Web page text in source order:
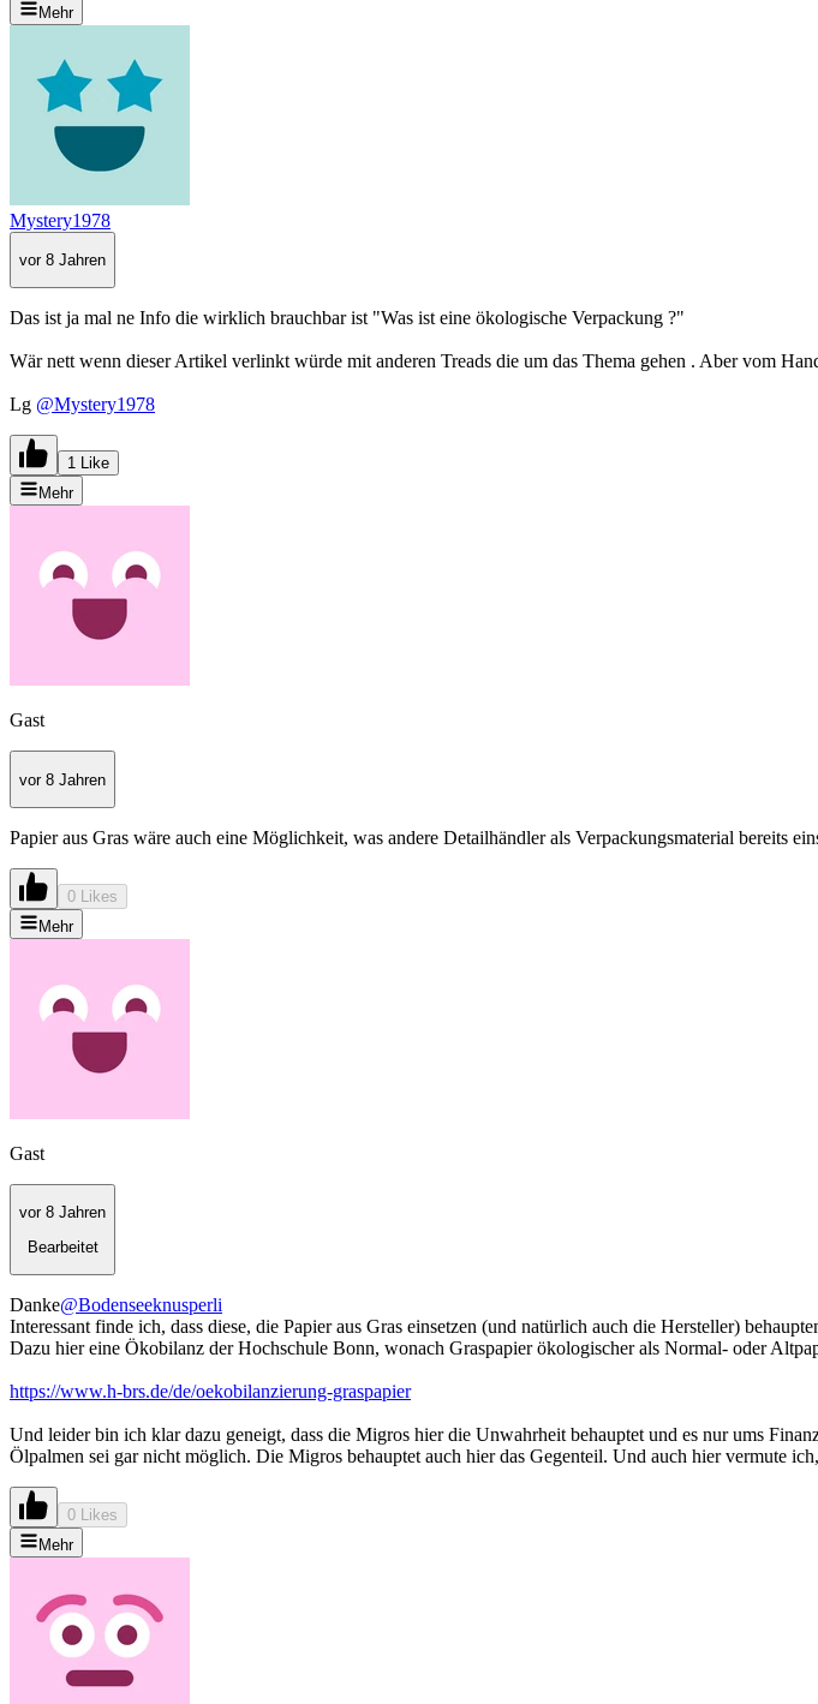
Mehr
Mystery1978
vor 8 Jahren
Das ist ja mal ne Info die wirklich brauchbar ist "Was ist eine ökologische Verpackung ?"
Wär nett wenn dieser Artikel verlinkt würde mit anderen Treads die um das Thema gehen . Aber vom
Lg @Mystery1978
1 Like
Mehr
Gast
vor 8 Jahren
Papier aus Gras wäre auch eine Möglichkeit, was andere Detailhändler als Verpackungsmaterial bereits
0 Likes
Mehr
Gast
vor 8 Jahren
Bearbeitet
Danke@Bodenseeknusperli
Interessant finde ich, dass diese, die Papier aus Gras einsetzen (und natürlich auch die Hersteller)
Dazu hier eine Ökobilanz der Hochschule Bonn, wonach Graspapier ökologischer als Normal- oder
https://www.h-brs.de/de/oekobilanzierung-graspapier
Und leider bin ich klar dazu geneigt, dass die Migros hier die Unwahrheit behauptet und es nur ums
Ölpalmen sei gar nicht möglich. Die Migros behauptet auch hier das Gegenteil. Und auch hier vermute
0 Likes
Mehr